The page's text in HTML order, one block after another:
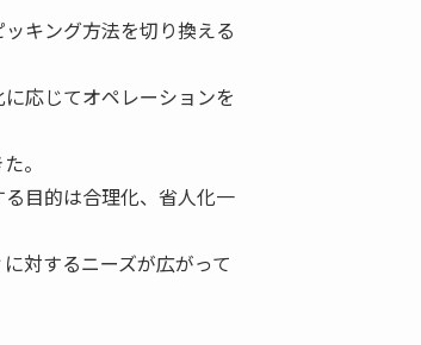
キング方法を切り換える
応じてオペレーションを
。
目的は合理化、省人化一
対するニーズが広がって